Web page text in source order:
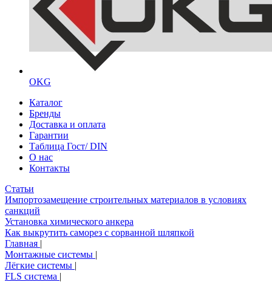
OKG
Каталог
Бренды
Доставка и оплата
Гарантии
Таблица Гост/ DIN
О нас
Контакты
Статьи
Импортозамещение строительных материалов в условиях
санкций
Установка химического анкера
Как выкрутить саморез с сорванной шляпкой
Главная |
Монтажные системы |
Лёгкие системы |
FLS система |